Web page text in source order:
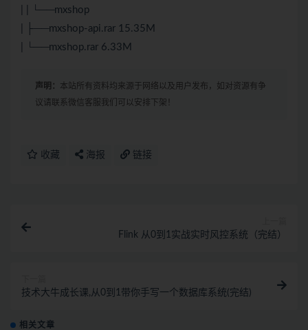
| | └──mxshop
| ├──mxshop-api.rar 15.35M
| └──mxshop.rar 6.33M
声明： 本站所有资料均来源于网络以及用户发布，如对资源有争
议请联系微信客服我们可以安排下架！
收藏 海报 链接
Flink 从0到1实战实时风控系统（完结）
技术大牛成长课,从0到1带你手写一个数据库系统(完结)
相关文章